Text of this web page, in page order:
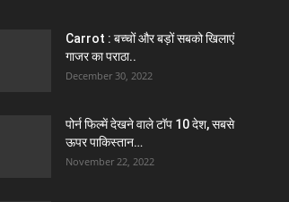
Carrot : बच्चों और बड़ों सबको खिलाएं
गाजर का पराठा..
December 30, 2022
पोर्न फिल्में देखने वाले टॉप 10 देश, सबसे
ऊपर पाकिस्तान…
November 22, 2022